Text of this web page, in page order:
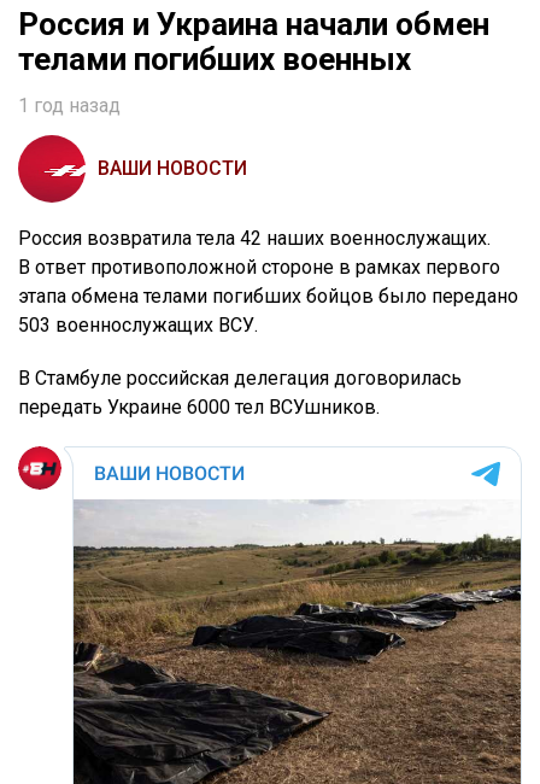
Россия и Украина начали обмен
телами погибших военных
1 год назад
ВАШИ НОВОСТИ
Россия возвратила тела 42 наших военнослужащих.
В ответ противоположной стороне в рамках первого
этапа обмена телами погибших бойцов было передано
503 военнослужащих ВСУ.
В Стамбуле российская делегация договорилась
передать Украине 6000 тел ВСУшников.